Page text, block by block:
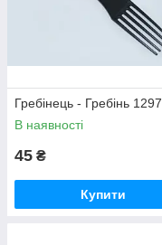
Гребінець - Гребінь 1297
В наявності
45 ₴
Купити